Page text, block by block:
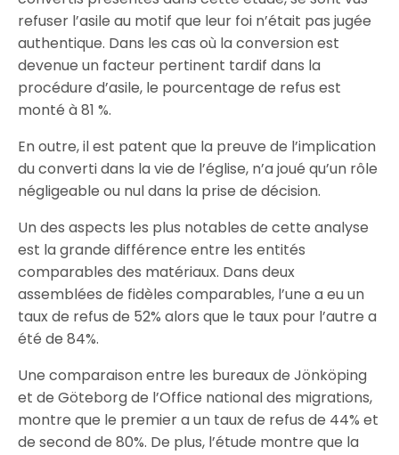
refuser l’asile au motif que leur foi n’était pas jugée
authentique. Dans les cas où la conversion est
devenue un facteur pertinent tardif dans la
procédure d’asile, le pourcentage de refus est
monté à 81 %.
En outre, il est patent que la preuve de l’implication
du converti dans la vie de l’église, n’a joué qu’un rôle
négligeable ou nul dans la prise de décision.
Un des aspects les plus notables de cette analyse
est la grande différence entre les entités
comparables des matériaux. Dans deux
assemblées de fidèles comparables, l’une a eu un
taux de refus de 52% alors que le taux pour l’autre a
été de 84%.
Une comparaison entre les bureaux de Jönköping
et de Göteborg de l’Office national des migrations,
montre que le premier a un taux de refus de 44% et
de second de 80%. De plus, l’étude montre que la